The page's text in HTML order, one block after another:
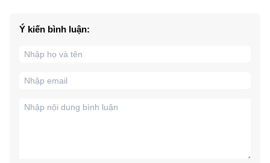
Ý kiến bình luận: